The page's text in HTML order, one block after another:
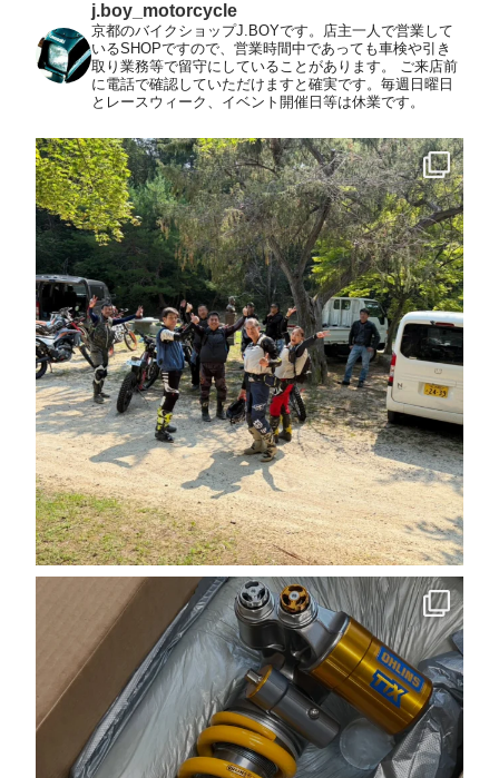
j.boy_motorcycle
京都のバイクショップJ.BOYです。店主一人で営業して
いるSHOPですので、営業時間中であっても車検や引き
取り業務等で留守にしていることがあります。
ご来店前
に電話で確認していただけますと確実です。毎週日曜日
とレースウィーク、イベント開催日等は休業です。